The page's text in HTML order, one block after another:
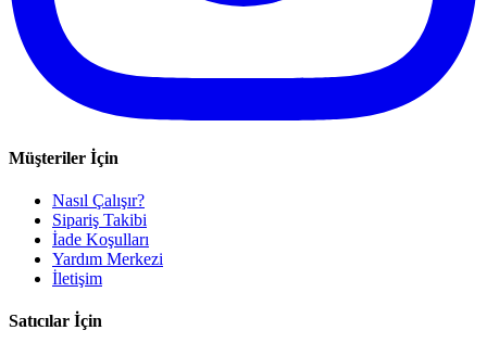
Müşteriler İçin
Nasıl Çalışır?
Sipariş Takibi
İade Koşulları
Yardım Merkezi
İletişim
Satıcılar İçin